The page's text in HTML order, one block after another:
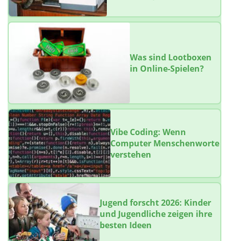
Was sind Lootboxen
in Online-Spielen?
Vibe Coding: Wenn
Computer Menschenworte
verstehen
Jugend forscht 2026: Kinder
und Jugendliche zeigen ihre
besten Ideen